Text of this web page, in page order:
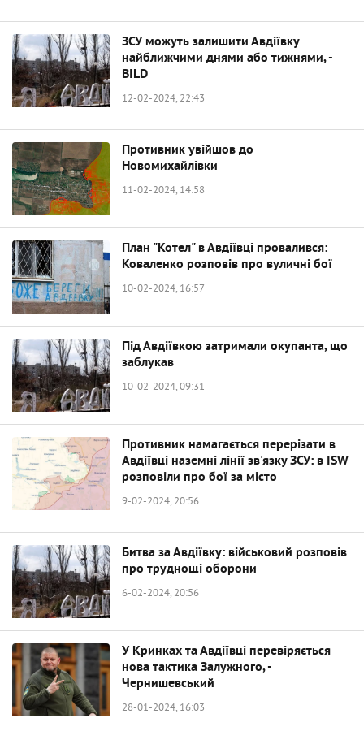
ЗСУ можуть залишити Авдіївку
найближчими днями або тижнями, -
BILD
12-02-2024, 22:43
Противник увійшов до
Новомихайлівки
11-02-2024, 14:58
План "Котел" в Авдіївці провалився:
Коваленко розповів про вуличні бої
10-02-2024, 16:57
Під Авдіївкою затримали окупанта, що
заблукав
10-02-2024, 09:31
Противник намагається перерізати в
Авдіївці наземні лінії зв'язку ЗСУ: в ISW
розповіли про бої за місто
9-02-2024, 20:56
Битва за Авдіївку: військовий розповів
про труднощі оборони
6-02-2024, 20:56
У Кринках та Авдіївці перевіряється
нова тактика Залужного, -
Чернишевський
28-01-2024, 16:03